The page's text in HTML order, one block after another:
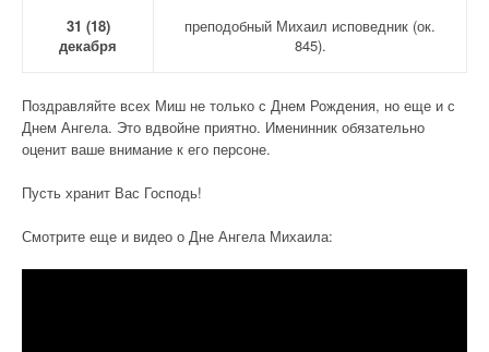
31 (18)
декабря
преподобный Михаил исповедник (ок.
845).
Поздравляйте всех Миш не только с Днем Рождения, но еще и с
Днем Ангела. Это вдвойне приятно. Именинник обязательно
оценит ваше внимание к его персоне.
Пусть хранит Вас Господь!
Смотрите еще и видео о Дне Ангела Михаила: